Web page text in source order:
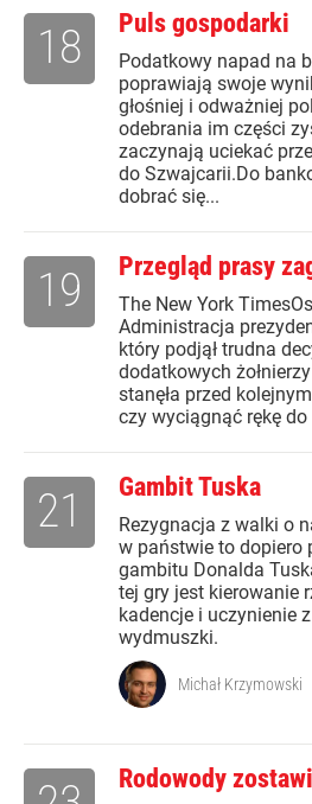
Puls gospodarki
Podatkowy napad na
poprawiają swoje
głośniej i odważniej
odebrania im części
zaczynają uciekać
do Szwajcarii.Do
dobrać się...
18
Przegląd prasy
The New York
Administracja
który podjął trudna
dodatkowych
stanęła przed
czy wyciągnąć rękę
19
Gambit Tuska
Rezygnacja z walki o
w państwie to dopiero
gambitu Donalda
tej gry jest kierowanie
kadencje i uczynienie
wydmuszki.
21
Michał Krzymowski
Rodowody